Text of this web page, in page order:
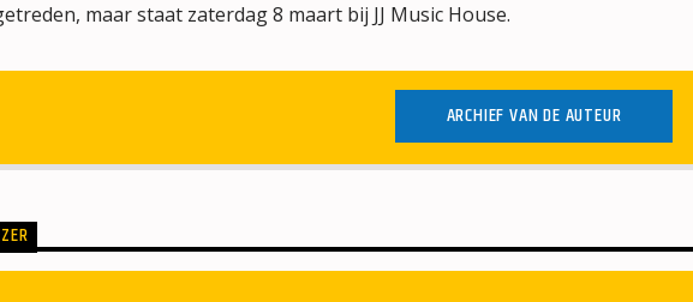
maar staat zaterdag 8 maart bij JJ Music House.
ARCHIEF VAN DE AUTEUR